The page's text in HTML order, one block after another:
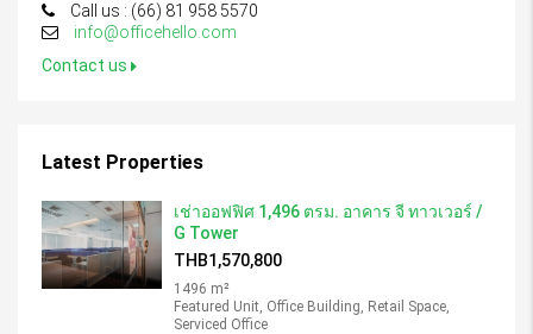
Call us : (66) 81 958 5570
info@officehello.com
Contact us
Latest Properties
เช่าออฟฟิศ 1,496 ตรม. อาคาร จี ทาวเวอร์ /
G Tower
THB1,570,800
1496 m²
Featured Unit, Office Building, Retail Space,
Serviced Office